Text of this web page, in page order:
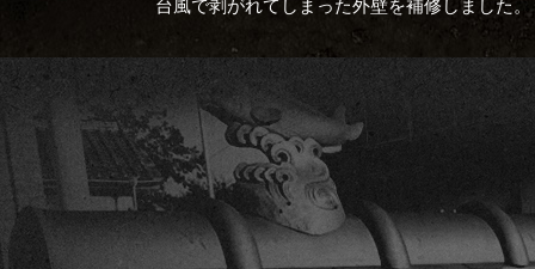
台風で剥がれてしまった外壁を補修しました。